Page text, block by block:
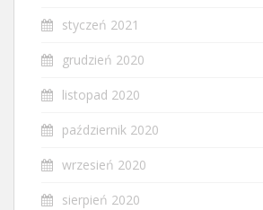
styczeń 2021
grudzień 2020
listopad 2020
październik 2020
wrzesień 2020
sierpień 2020